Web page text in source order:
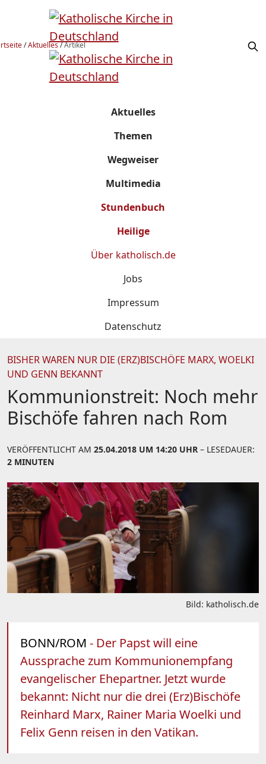
/Aktuelles/Artikel
Aktuelles
Themen
Wegweiser
Multimedia
Stundenbuch
Heilige
Über katholisch.de
Jobs
Impressum
Datenschutz
BISHER WAREN NUR DIE (ERZ)BISCHÖFE MARX, WOELKI
UND GENN BEKANNT
Kommunionstreit: Noch mehr
Bischöfe fahren nach Rom
VERÖFFENTLICHT AM 25.04.2018 UM 14:20 UHR – LESEDAUER:
2 MINUTEN
Bild: katholisch.de
BONN/ROM - Der Papst will eine
Aussprache zum Kommunionempfang
evangelischer Ehepartner. Jetzt wurde
bekannt: Nicht nur die drei (Erz)Bischöfe
Reinhard Marx, Rainer Maria Woelki und
Felix Genn reisen in den Vatikan.